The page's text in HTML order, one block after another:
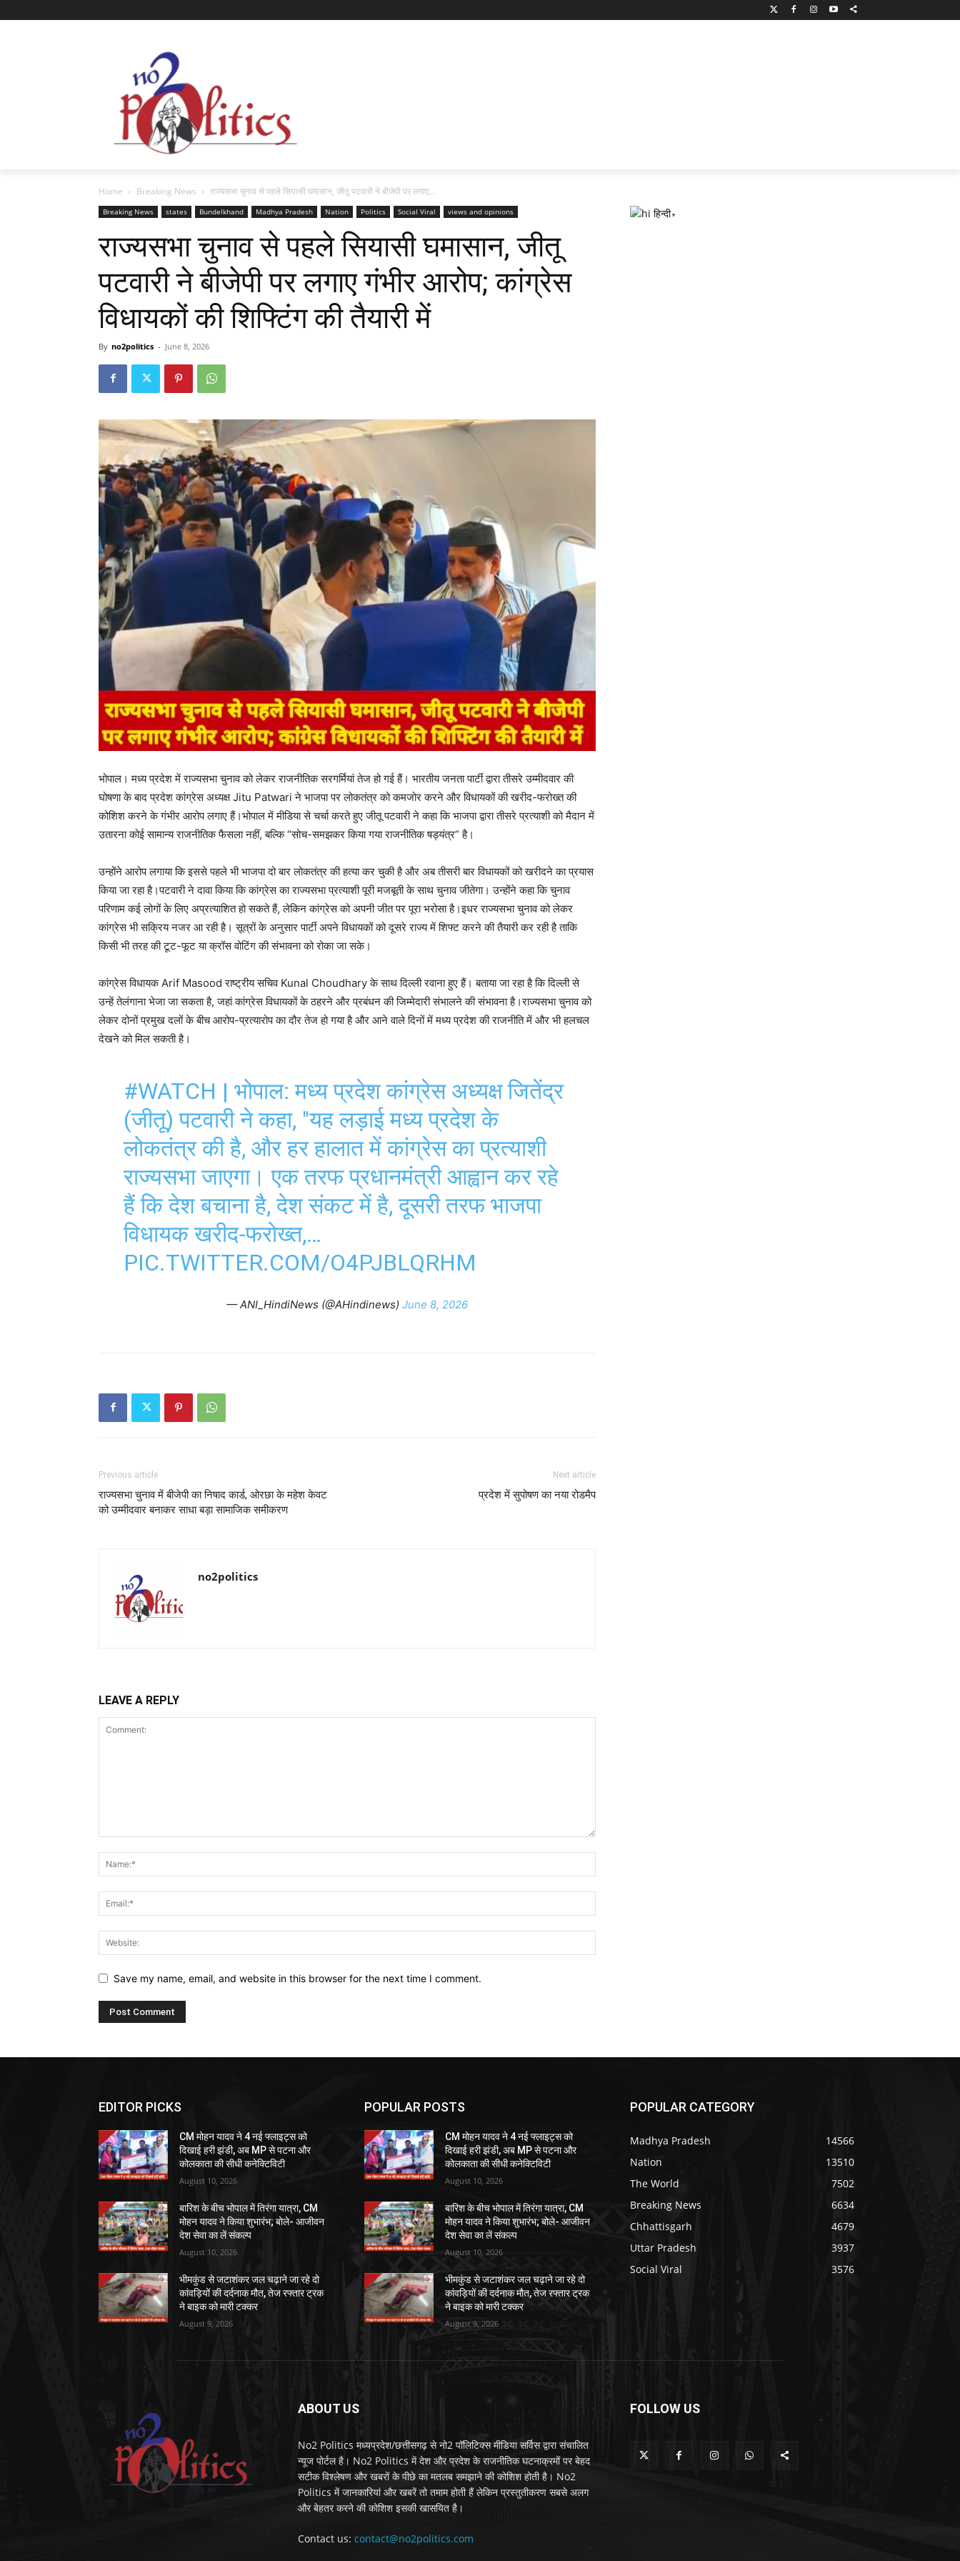
Home Breaking News राज्यसभा चुनाव से पहले सियासी घमासान, जीतू पटवारी ने बीजेपी पर लगाए...
Breaking News states Bundelkhand Madhya Pradesh Nation Politics Social Viral views and opinions
राज्यसभा चुनाव से पहले सियासी घमासान, जीतू
पटवारी ने बीजेपी पर लगाए गंभीर आरोप; कांग्रेस
विधायकों की शिफ्टिंग की तैयारी में
By no2politics - June 8, 2026
भोपाल। मध्य प्रदेश में राज्यसभा चुनाव को लेकर राजनीतिक सरगर्मियां तेज हो गई हैं। भारतीय जनता पार्टी द्वारा तीसरे उम्मीदवार की
घोषणा के बाद प्रदेश कांग्रेस अध्यक्ष Jitu Patwari ने भाजपा पर लोकतंत्र को कमजोर करने और विधायकों की खरीद-फरोख्त की
कोशिश करने के गंभीर आरोप लगाए हैं।भोपाल में मीडिया से चर्चा करते हुए जीतू पटवारी ने कहा कि भाजपा द्वारा तीसरे प्रत्याशी को मैदान में
उतारना कोई सामान्य राजनीतिक फैसला नहीं, बल्कि “सोच-समझकर किया गया राजनीतिक षड्यंत्र” है।
उन्होंने आरोप लगाया कि इससे पहले भी भाजपा दो बार लोकतंत्र की हत्या कर चुकी है और अब तीसरी बार विधायकों को खरीदने का प्रयास
किया जा रहा है।पटवारी ने दावा किया कि कांग्रेस का राज्यसभा प्रत्याशी पूरी मजबूती के साथ चुनाव जीतेगा। उन्होंने कहा कि चुनाव
परिणाम कई लोगों के लिए अप्रत्याशित हो सकते हैं, लेकिन कांग्रेस को अपनी जीत पर पूरा भरोसा है।इधर राज्यसभा चुनाव को लेकर
कांग्रेस भी सक्रिय नजर आ रही है। सूत्रों के अनुसार पार्टी अपने विधायकों को दूसरे राज्य में शिफ्ट करने की तैयारी कर रही है ताकि
किसी भी तरह की टूट-फूट या क्रॉस वोटिंग की संभावना को रोका जा सके।
कांग्रेस विधायक Arif Masood राष्ट्रीय सचिव Kunal Choudhary के साथ दिल्ली रवाना हुए हैं। बताया जा रहा है कि दिल्ली से
उन्हें तेलंगाना भेजा जा सकता है, जहां कांग्रेस विधायकों के ठहरने और प्रबंधन की जिम्मेदारी संभालने की संभावना है।राज्यसभा चुनाव को
लेकर दोनों प्रमुख दलों के बीच आरोप-प्रत्यारोप का दौर तेज हो गया है और आने वाले दिनों में मध्य प्रदेश की राजनीति में और भी हलचल
देखने को मिल सकती है।
#WATCH | भोपाल: मध्य प्रदेश कांग्रेस अध्यक्ष जितेंद्र
(जीतू) पटवारी ने कहा, "यह लड़ाई मध्य प्रदेश के
लोकतंत्र की है, और हर हालात में कांग्रेस का प्रत्याशी
राज्यसभा जाएगा। एक तरफ प्रधानमंत्री आह्वान कर रहे
हैं कि देश बचाना है, देश संकट में है, दूसरी तरफ भाजपा
विधायक खरीद-फरोख्त,…
PIC.TWITTER.COM/O4PJBLQRHM
— ANI_HindiNews (@AHindinews) June 8, 2026
Previous article
राज्यसभा चुनाव में बीजेपी का निषाद कार्ड, ओरछा के महेश केवट
को उम्मीदवार बनाकर साधा बड़ा सामाजिक समीकरण
Next article
प्रदेश में सुपोषण का नया रोडमैप
no2politics
LEAVE A REPLY
Save my name, email, and website in this browser for the next time I comment.
हिन्दी▼
EDITOR PICKS
CM मोहन यादव ने 4 नई फ्लाइट्स को
दिखाई हरी झंडी, अब MP से पटना और
कोलकाता की सीधी कनेक्टिविटी
August 10, 2026
बारिश के बीच भोपाल में तिरंगा यात्रा, CM
मोहन यादव ने किया शुभारंभ; बोले- आजीवन
देश सेवा का लें संकल्प
August 10, 2026
भीमकुंड से जटाशंकर जल चढ़ाने जा रहे दो
कांवड़ियों की दर्दनाक मौत, तेज रफ्तार ट्रक
ने बाइक को मारी टक्कर
August 9, 2026
POPULAR POSTS
CM मोहन यादव ने 4 नई फ्लाइट्स को
दिखाई हरी झंडी, अब MP से पटना और
कोलकाता की सीधी कनेक्टिविटी
August 10, 2026
बारिश के बीच भोपाल में तिरंगा यात्रा, CM
मोहन यादव ने किया शुभारंभ; बोले- आजीवन
देश सेवा का लें संकल्प
August 10, 2026
भीमकुंड से जटाशंकर जल चढ़ाने जा रहे दो
कांवड़ियों की दर्दनाक मौत, तेज रफ्तार ट्रक
ने बाइक को मारी टक्कर
August 9, 2026
POPULAR CATEGORY
Madhya Pradesh
14566
Nation
13510
The World
7502
Breaking News
6634
Chhattisgarh
4679
Uttar Pradesh
3937
Social Viral
3576
ABOUT US
No2 Politics मध्यप्रदेश/छत्तीसगढ़ से नो2 पॉलिटिक्स मीडिया सर्विस द्वारा संचालित
न्यूज पोर्टल है। No2 Politics में देश और प्रदेश के राजनीतिक घटनाक्रमों पर बेहद
सटीक विश्लेषण और खबरों के पीछे का मतलब समझाने की कोशिश होती है। No2
Politics में जानकारियां और खबरें तो तमाम होती हैं लेकिन प्रस्तुतीकरण सबसे अलग
और बेहतर करने की कोशिश इसकी खासयित है।
Contact us: contact@no2politics.com
FOLLOW US